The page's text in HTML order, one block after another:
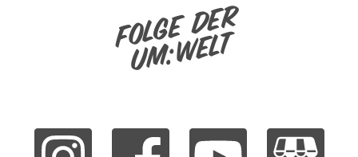
Folge der
um:welt